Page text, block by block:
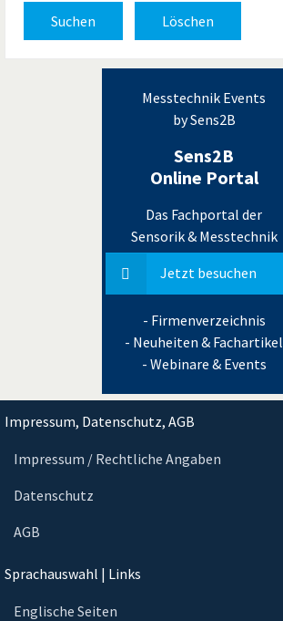
Suchen Löschen
Messtechnik Events
by Sens2B
Sens2B
Online Portal
Das Fachportal der
Sensorik & Messtechnik
Jetzt besuchen
- Firmenverzeichnis
- Neuheiten & Fachartikel
- Webinare & Events
Impressum, Datenschutz, AGB
Impressum / Rechtliche Angaben
Datenschutz
AGB
Sprachauswahl | Links
Englische Seiten